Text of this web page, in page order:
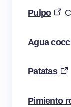
Pulpo
Agua
Patatas
Pimiento